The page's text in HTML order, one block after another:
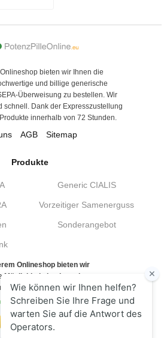
bieten wir Ihnen die
und billige generische
Überweisung zu bestellen. Wir
schnell. Dank der Expresszustellung
innerhalb von 72 Stunden.
AGB Sitemap
Produkte
Generic CIALIS
Vorzeitiger Samenerguss
Sonderangebot
Onlineshop bieten wir
Möglichkeit, hochwertige
billige generische